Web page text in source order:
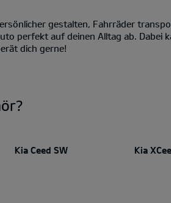
gestalten, Fahrräder
perfekt auf deinen Alltag ab. Dabei
dich gerne!
Kia Ceed SW Kia